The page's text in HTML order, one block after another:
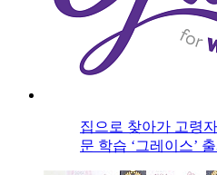
집으로 찾아가 고령
문 학습 ‘그레이스’ 출